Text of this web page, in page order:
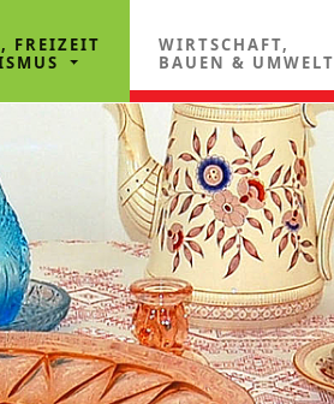
FREIZEIT
WIRTSCHAFT,
BAUEN & UMWELT